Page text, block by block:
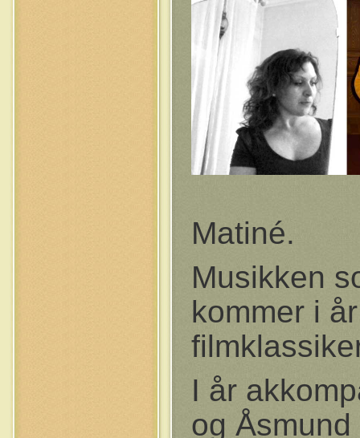
Matiné.
Musikken
kommer i
I år
og